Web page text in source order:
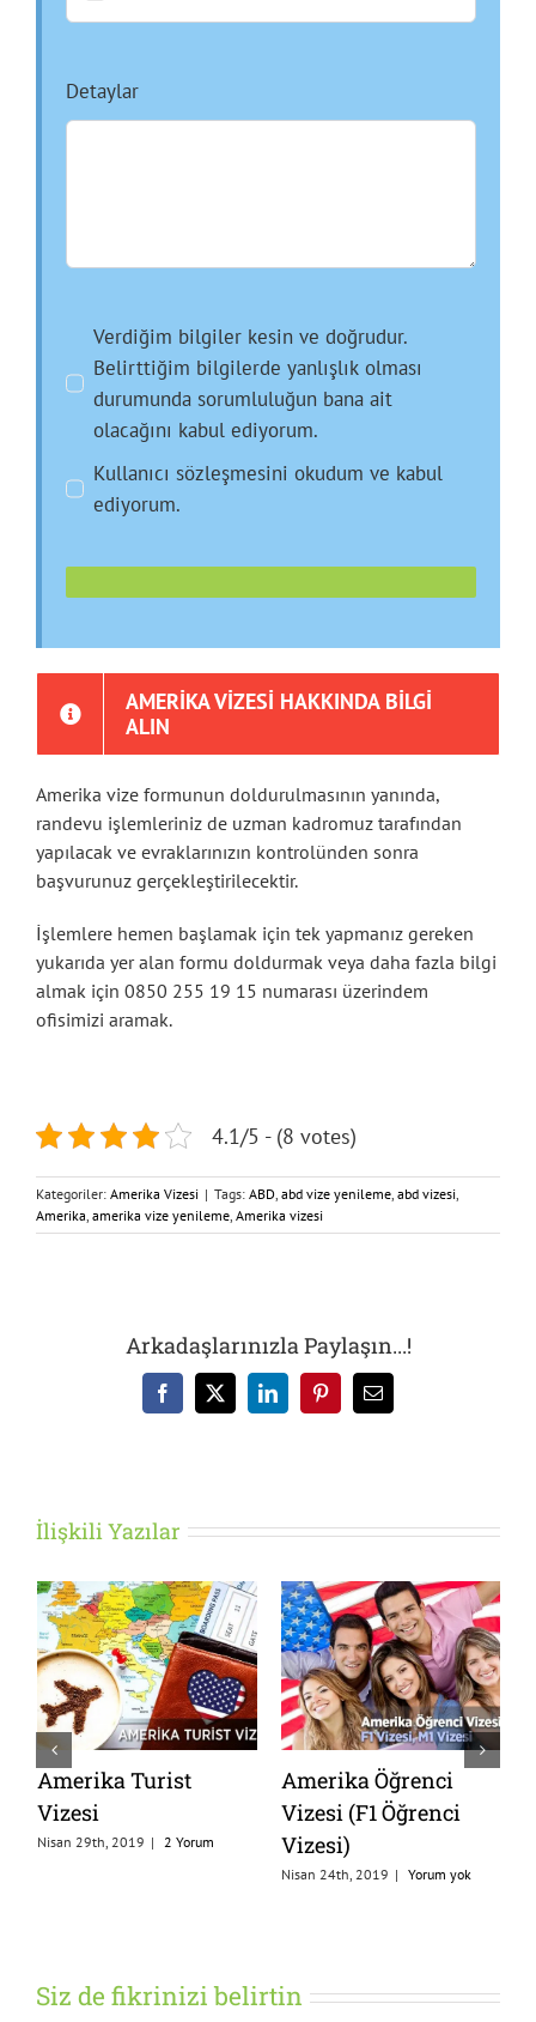
Detaylar
Verdiğim bilgiler kesin ve doğrudur.
Belirttiğim bilgilerde yanlışlık olması
durumunda sorumluluğun bana ait
olacağını kabul ediyorum.
Kullanıcı sözleşmesini okudum ve kabul
ediyorum.
AMERIKA VIZESI HAKKINDA BILGI
ALIN
Amerika vize formunun doldurulmasının yanında,
randevu işlemleriniz de uzman kadromuz tarafından
yapılacak ve evraklarınızın kontrolünden sonra
başvurunuz gerçekleştirilecektir.
İşlemlere hemen başlamak için tek yapmanız gereken
yukarıda yer alan formu doldurmak veya daha fazla bilgi
almak için 0850 255 19 15 numarası üzerindem
ofisimizi aramak.
4.1/5 - (8 votes)
Kategoriler: Amerika Vizesi | Tags: ABD abd vize yenileme abd vizesi
Amerika amerika vize yenileme Amerika vizesi
Arkadaşlarınızla Paylaşın...!
Facebook
X LinkedInPinterest
E-
posta
İlişkili Yazılar
Amerika Turist
Vizesi
Nisan 29th, 2019 | 2 Yorum
Amerika Öğrenci
Vizesi (F1 Öğrenci
Vizesi)
Nisan 24th, 2019 | Yorum yok